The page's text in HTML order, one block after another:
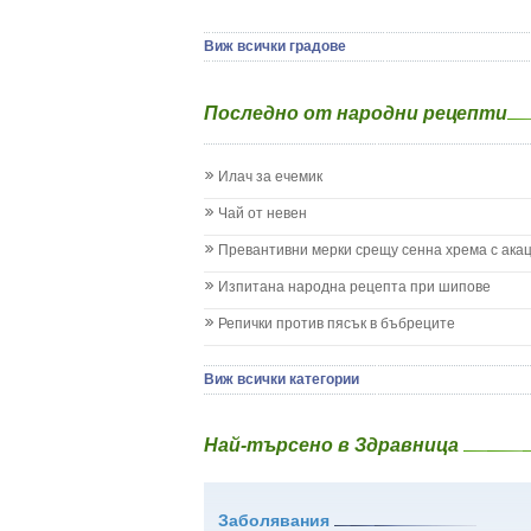
Детски диабет
Жълтеница
Запек на бебето и детето
Кашлица при бебето и детето
Колики
Менингит
Млечница
Нощно напикаване - енуреза
Плач
Проблеми с очите на бебето и детето
Виж всички градове
Последно от народни рецепти
Илач за ечемик
Чай от невен
Превантивни мерки срещу сенна хрема с
Изпитана народна рецепта при шипове
Репички против пясък в бъбреците
Виж всички категории
Най-търсено в Здравница
Заболявания